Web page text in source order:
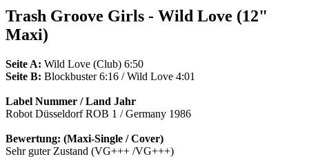
Trash Groove Girls - Wild Love (12"
Maxi)
Seite A: Wild Love (Club) 6:50
Seite B: Blockbuster 6:16 / Wild Love 4:01
Label Nummer / Land Jahr
Robot Düsseldorf ROB 1 / Germany 1986
Bewertung: (Maxi-Single / Cover)
Sehr guter Zustand (VG+++ /VG+++)